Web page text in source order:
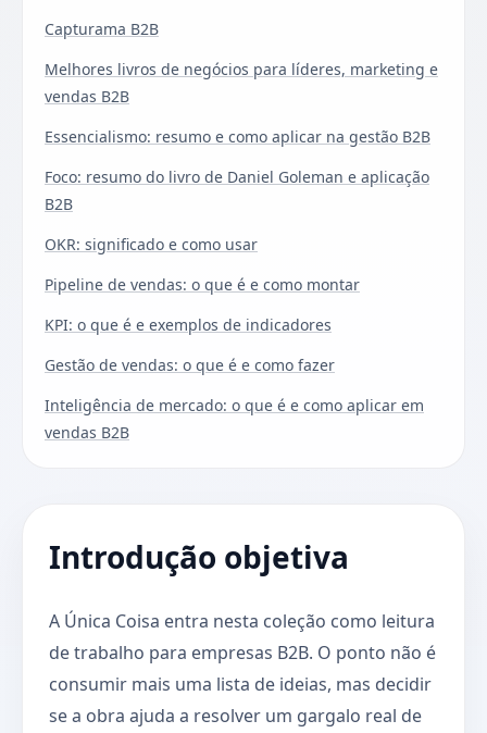
Capturama B2B
Melhores livros de negócios para líderes, marketing e
vendas B2B
Essencialismo: resumo e como aplicar na gestão B2B
Foco: resumo do livro de Daniel Goleman e aplicação
B2B
OKR: significado e como usar
Pipeline de vendas: o que é e como montar
KPI: o que é e exemplos de indicadores
Gestão de vendas: o que é e como fazer
Inteligência de mercado: o que é e como aplicar em
vendas B2B
Introdução objetiva
A Única Coisa entra nesta coleção como leitura
de trabalho para empresas B2B. O ponto não é
consumir mais uma lista de ideias, mas decidir
se a obra ajuda a resolver um gargalo real de